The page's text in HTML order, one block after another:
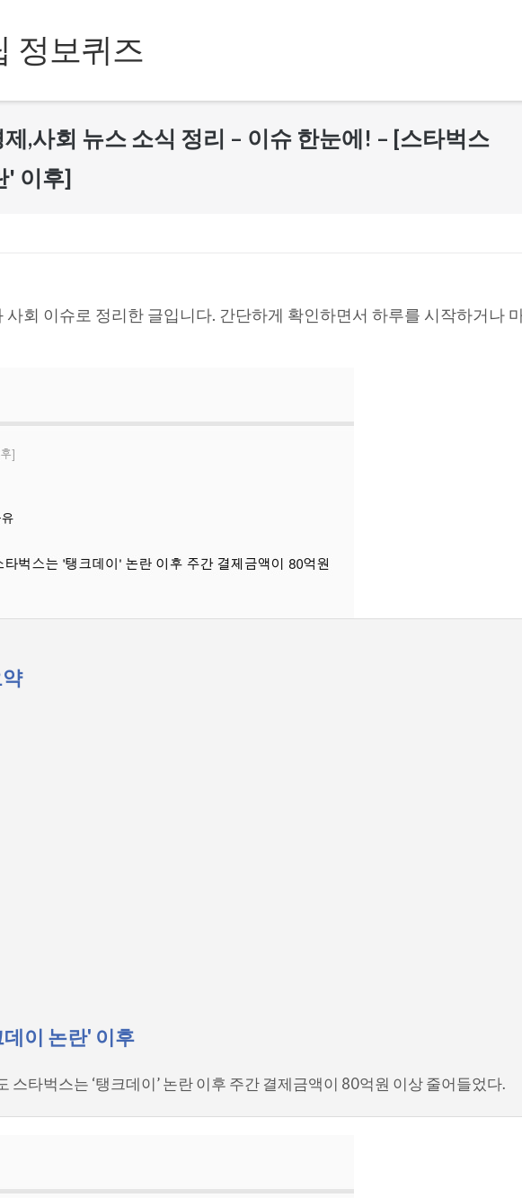
정보퀴즈
,사회 뉴스 소식 정리 – 이슈 한눈에! – [스타벅스
' 이후]
사회 이슈로 정리한 글입니다. 간단하게 확인하면서 하루를 시작하거나
이 논란' 이후
스타벅스는 ‘탱크데이’ 논란 이후 주간 결제금액이 80억원 이상 줄어들었다.